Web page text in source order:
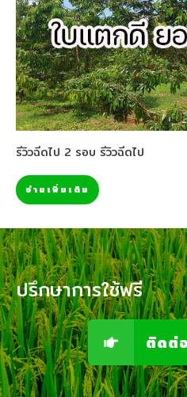
รีวิวฉีดไป 2 รอบ รีวิวฉีดไป
อ่านเพิ่มเติม
ปรึกษาการใช้ฟรี
ติดต่